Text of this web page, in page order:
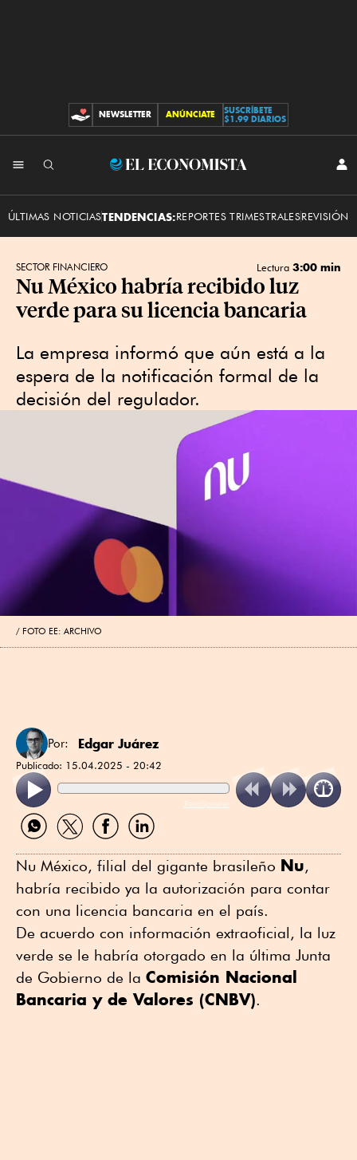
CONTRIBUCIONES
NEWSLETTER ANÚNCIATE
SUSCRÍBETE
$1.99 DIARIOS
El
ÚLTIMAS NOTICIASTENDENCIAS:REPORTES TRIMESTRALESREVISIÓN
SECTOR FINANCIERO Lectura 3:00 min
Nu México habría recibido luz
verde para su licencia bancaria
La empresa informó que aún está a la
espera de la notificación formal de la
decisión del regulador.
FOTO EE: ARCHIVO
Por: Edgar Juárez
Publicado: 15.04.2025 - 20:42
ReadSpeaker
Compartir
por
Compartir
por
Compartir
por
Compartir
por
Nu México, filial del gigante brasileño Nu,
habría recibido ya la autorización para contar
con una licencia bancaria en el país.
De acuerdo con información extraoficial, la luz
verde se le habría otorgado en la última Junta
de Gobierno de la Comisión Nacional
Bancaria y de Valores (CNBV).